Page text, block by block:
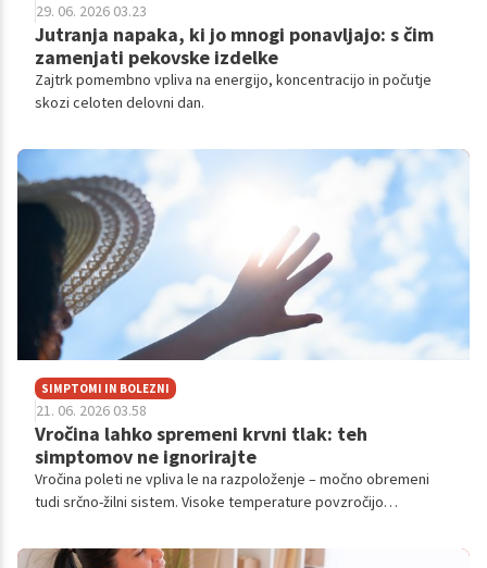
29. 06. 2026 03.23
Jutranja napaka, ki jo mnogi ponavljajo: s čim
zamenjati pekovske izdelke
Zajtrk pomembno vpliva na energijo, koncentracijo in počutje
skozi celoten delovni dan.
SIMPTOMI IN BOLEZNI
21. 06. 2026 03.58
Vročina lahko spremeni krvni tlak: teh
simptomov ne ignorirajte
Vročina poleti ne vpliva le na razpoloženje – močno obremeni
tudi srčno-žilni sistem. Visoke temperature povzročijo